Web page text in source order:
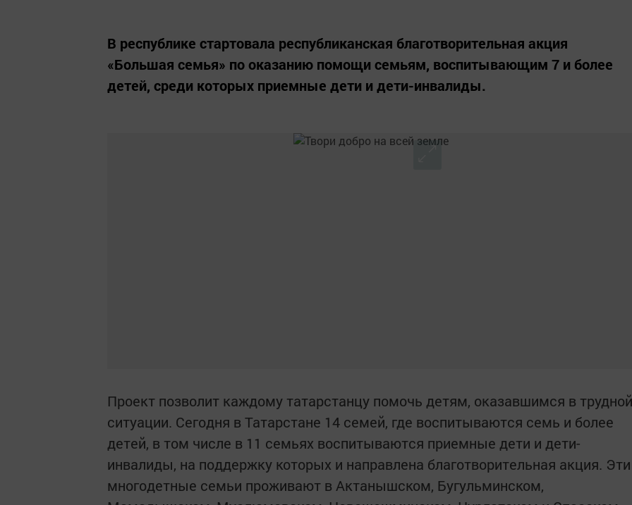
В республике стартовала республиканская благотворительная акция
«Большая семья» по оказанию помощи семьям, воспитывающим 7 и более
детей, среди которых приемные дети и дети-инвалиды.
Проект позволит каждому татарстанцу помочь детям, оказавшимся в трудной
ситуации. Сегодня в Татарстане 14 семей, где воспитываются семь и более
детей, в том числе в 11 семьях воспитываются приемные дети и дети-
инвалиды, на поддержку которых и направлена благотворительная акция. Эти
многодетные семьи проживают в Актанышском, Бугульминском,